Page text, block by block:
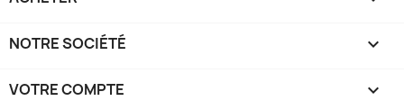
NOTRE SOCIÉTÉ 
VOTRE COMPTE 